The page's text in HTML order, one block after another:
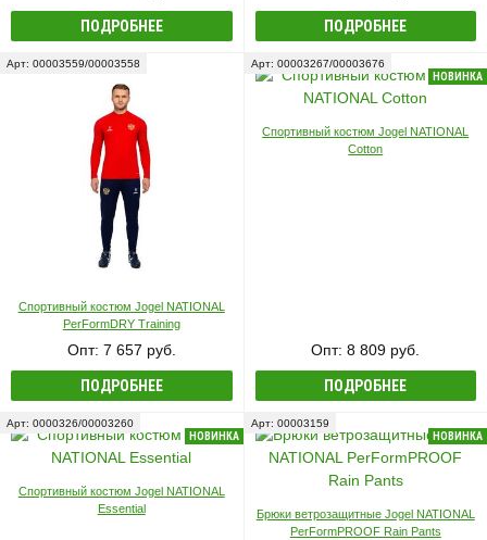
ПОДРОБНЕЕ ПОДРОБНЕЕ
Арт: 00003559/00003558
Спортивный костюм Jogel NATIONAL
PerFormDRY Training
Опт: 7 657 руб.
ПОДРОБНЕЕ
Арт: 00003267/00003676
НОВИНКА
Спортивный костюм Jogel NATIONAL
Cotton
Опт: 8 809 руб.
ПОДРОБНЕЕ
Арт: 0000326/00003260
НОВИНКА
Спортивный костюм Jogel NATIONAL
Essential
Арт: 00003159
НОВИНКА
Брюки ветрозащитные Jogel NATIONAL
PerFormPROOF Rain Pants